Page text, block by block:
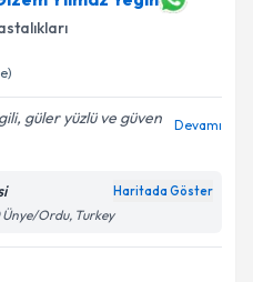
güler yüzlü ve güven
Devamı
Haritada Göster
Ünye/Ordu, Turkey